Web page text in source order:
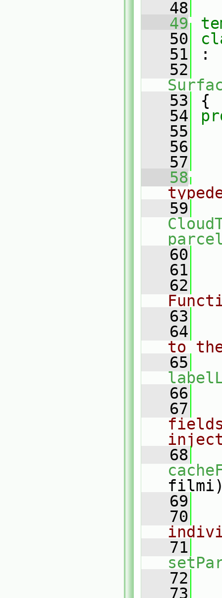
   48
   49
   50
   51
:
   52
   53
{
   54
   55
   56
   57
   58
   59
   60
   61
   62
   63
   64
to
   65
   66
   67
   68
   69
   70
   71
   72
   73